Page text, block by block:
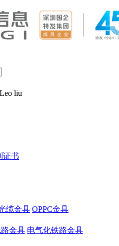
liu
证书
缆金具 OPPC金具
金具 电气化铁路金具